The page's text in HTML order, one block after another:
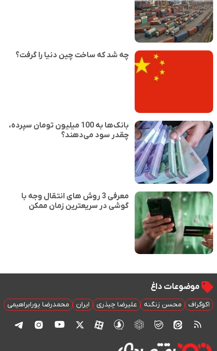
چه شد که ساخت چین دنیا را گرفت؟
بانک‌ها به 100 میلیون تومان سپرده،
چقدر سود می‌دهند؟
معرفی 3 روش های انتقال وجه با
گوشی در سریعترین زمان ممکن
موضوعات داغ
اکوگراف محسن زنگنه علیرضا چیذری ایران محمدرضا پورابراهیمی